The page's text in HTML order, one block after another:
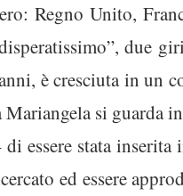
Regno Unito,
due
è cresciuta in un
si guarda
essere stata
ed essere